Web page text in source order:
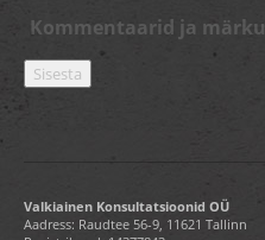
Valkiainen Konsultatsioonid OÜ
Aadress: Raudtee 56-9, 11621 Tallinn